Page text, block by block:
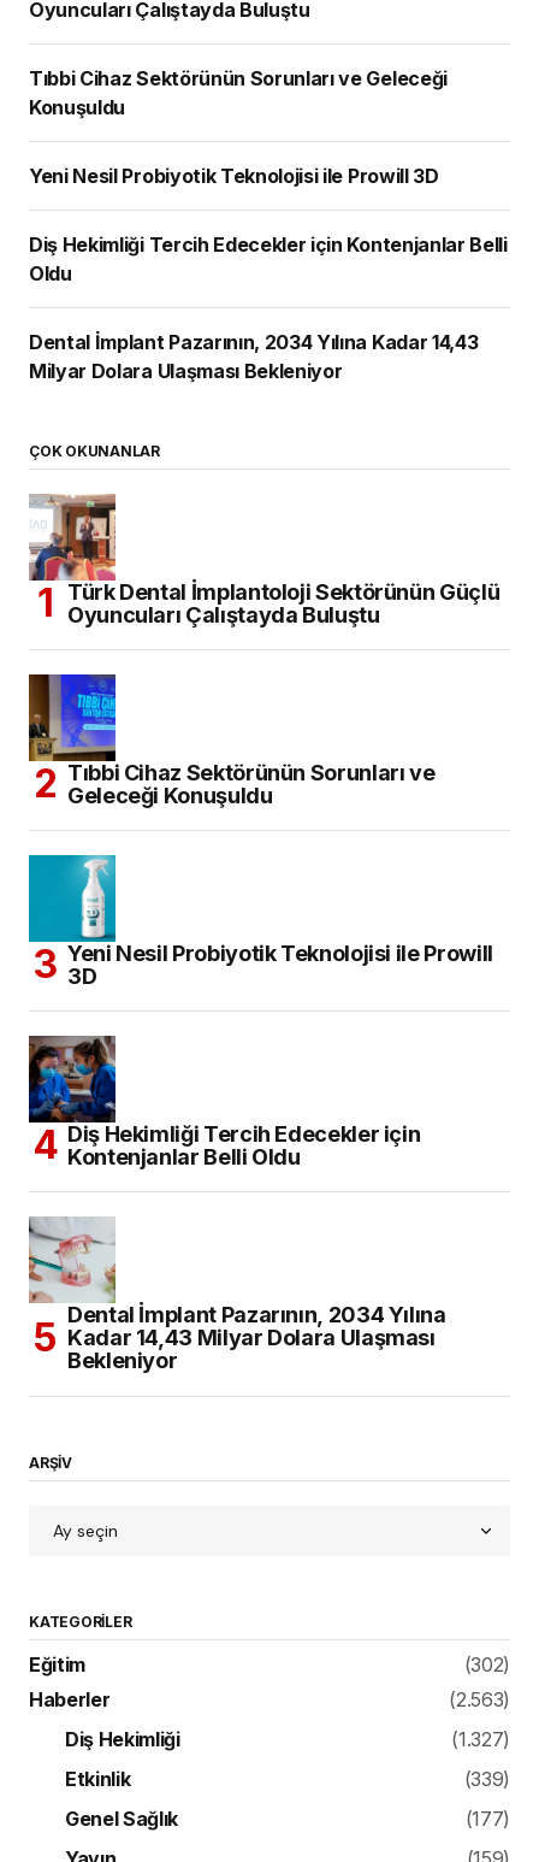
Oyuncuları Çalıştayda Buluştu
Tıbbi Cihaz Sektörünün Sorunları ve Geleceği
Konuşuldu
Yeni Nesil Probiyotik Teknolojisi ile Prowill 3D
Diş Hekimliği Tercih Edecekler için Kontenjanlar Belli
Oldu
Dental İmplant Pazarının, 2034 Yılına Kadar 14,43
Milyar Dolara Ulaşması Bekleniyor
ÇOK OKUNANLAR
Türk Dental İmplantoloji Sektörünün Güçlü
Oyuncuları Çalıştayda Buluştu
Tıbbi Cihaz Sektörünün Sorunları ve
Geleceği Konuşuldu
Yeni Nesil Probiyotik Teknolojisi ile Prowill
3D
Diş Hekimliği Tercih Edecekler için
Kontenjanlar Belli Oldu
Dental İmplant Pazarının, 2034 Yılına
Kadar 14,43 Milyar Dolara Ulaşması
Bekleniyor
ARŞİV
KATEGORILER
Eğitim
(302)
Haberler
(2.563)
Diş Hekimliği
(1.327)
Etkinlik
(339)
Genel Sağlık
(177)